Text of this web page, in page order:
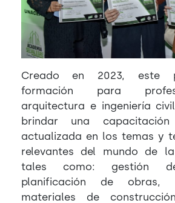
Creado en 2023, este
formación para
arquitectura e ingeniería
brindar una
actualizada en los temas y
relevantes del mundo de
tales como: gestión
planificación de obras,
materiales de